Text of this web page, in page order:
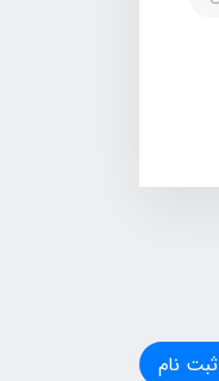
ثبت نام